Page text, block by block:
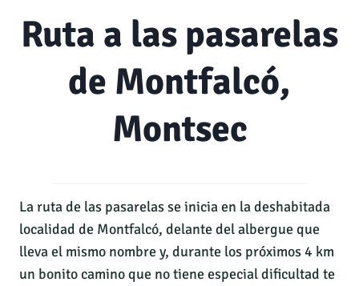
Ruta a las pasarelas
de Montfalcó,
Montsec
La ruta de las pasarelas se inicia en la deshabitada
localidad de Montfalcó, delante del albergue que
lleva el mismo nombre y, durante los próximos 4 km
un bonito camino que no tiene especial dificultad te